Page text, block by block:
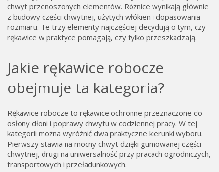
chwyt przenoszonych elementów. Różnice wynikają głównie
z budowy części chwytnej, użytych włókien i dopasowania
rozmiaru. Te trzy elementy najczęściej decydują o tym, czy
rękawice w praktyce pomagają, czy tylko przeszkadzają.
Jakie rękawice robocze
obejmuje ta kategoria?
Rękawice robocze to rękawice ochronne przeznaczone do
osłony dłoni i poprawy chwytu w codziennej pracy. W tej
kategorii można wyróżnić dwa praktyczne kierunki wyboru.
Pierwszy stawia na mocny chwyt dzięki gumowanej części
chwytnej, drugi na uniwersalność przy pracach ogrodniczych,
transportowych i przeładunkowych.